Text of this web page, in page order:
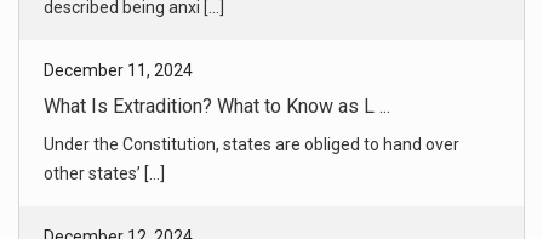
What Is Extradition? What to Know as L ...
other states’ [...]
December 12, 2024
Humbled in Syria, Putin Seeks Vindicat ...